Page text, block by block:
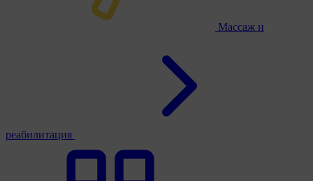
Массаж и
реабилитация